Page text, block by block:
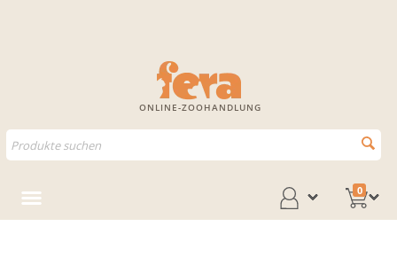
ONLINE-ZOOHANDLUNG
0